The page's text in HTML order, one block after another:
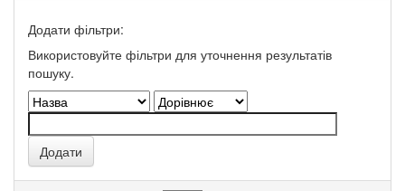
Додати фільтри:
Використовуйте фільтри для уточнення результатів
пошуку.